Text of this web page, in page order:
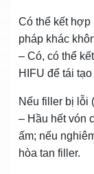
Có thể kết
pháp khác
– Có, có thể
HIFU để tái
Nếu filler bị lỗi
– Hầu hết vón
ấm; nếu
hòa tan filler.